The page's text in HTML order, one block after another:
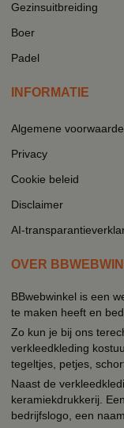
Gezinsuitbreiding
Boer
Padel
INFORMATIE
Algemene
Privacy
Cookie beleid
Disclaimer
AI-
OVER
BBwebwinkel is een
te maken heeft en
Zo kun je bij ons
verkleedkleding
tegeltjes, petjes,
Naast de
keramiekdrukkerij.
bedrijfslogo, een